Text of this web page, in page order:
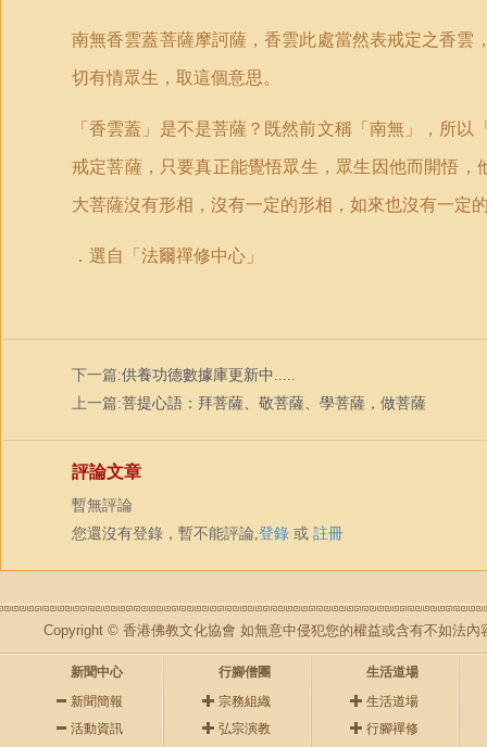
南無香雲蓋菩薩摩訶薩，香雲此處當然表戒定之香
切有情眾生，取這個意思。
「香雲蓋」是不是菩薩？既然前文稱「南無」，所
戒定菩薩，只要真正能覺悟眾生，眾生因他而開悟
大菩薩沒有形相，沒有一定的形相，如來也沒有一定
． 選自「法爾禪修中心」
下一篇:供養功德數據庫更新中.....
上一篇:菩提心語：拜菩薩、敬菩薩、學菩薩，做菩薩
評論文章
暫無評論
您還沒有登錄，暫不能評論,登錄 或 註冊
Copyright © 香港佛教文化協會 如無意中侵犯您的權益或含有不如法內
新聞中心
新聞簡報
活動資訊
行腳僧團
宗務組織
弘宗演教
生活道場
生活道場
行腳禪修